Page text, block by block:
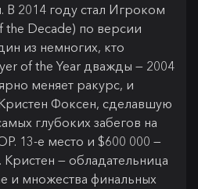
В 2014 году стал Игроком
the Decade) по версии
из немногих, кто
of the Year дважды — 2004
меняет ракурс, и
Фоксен, сделавшую
глубоких забегов на
13-е место и $600 000 —
Кристен — обладательница
и множества финальных